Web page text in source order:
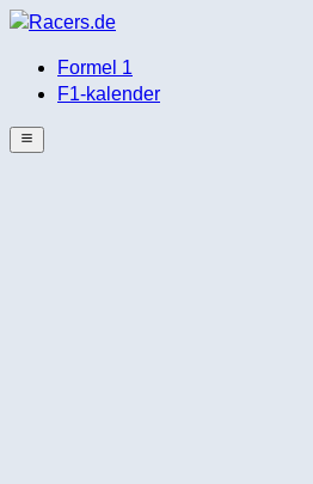
Formel 1
F1-kalender